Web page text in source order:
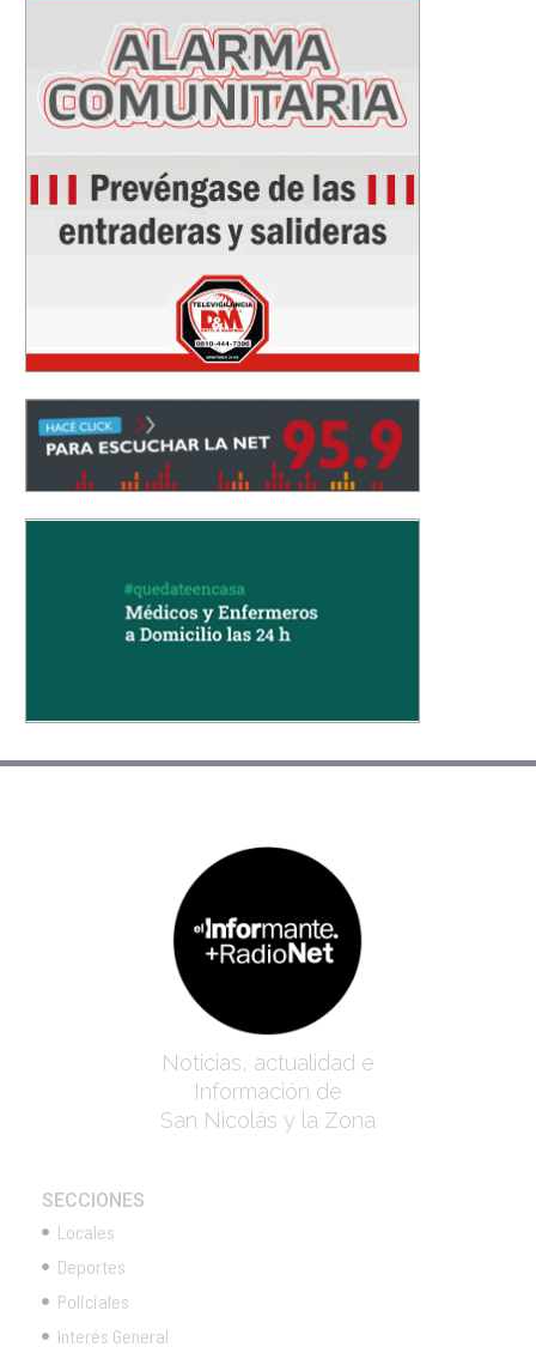
Noticias, actualidad e
Información de
San Nicolás y la Zona
SECCIONES
Locales
Deportes
Policiales
Interés General